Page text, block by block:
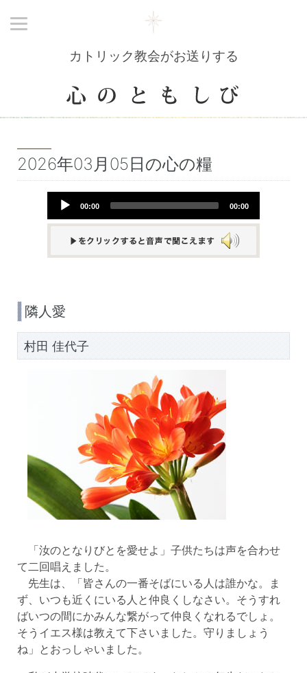
カトリック教会がお送りする
2026年03月05日の心の糧
Audio
00:00 00:00
隣人愛
村田 佳代子
「汝のとなりびとを愛せよ」子供たちは声を合わせ
て二回唱えました。
先生は、「皆さんの一番そばにいる人は誰かな。ま
ず、いつも近くにいる人と仲良くしなさい。そうすれ
ばいつの間にかみんな繋がって仲良くなれるでしょ。
そうイエス様は教えて下さいました。守りましょう
ね」とおっしゃいました。